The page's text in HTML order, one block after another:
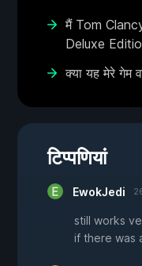
मैं Tom
Deluxe
क्या यह मेरे गेम
टिप्पणियां
EwokJedi
still works
if there was